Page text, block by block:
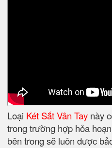
Loại Két Sắt Vân Tay này
trong trường hợp hỏa
bên trong sẽ luôn được